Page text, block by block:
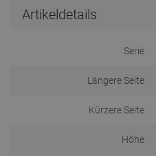
Artikeldetails
Serie
Längere Seite
Kürzere Seite
Höhe